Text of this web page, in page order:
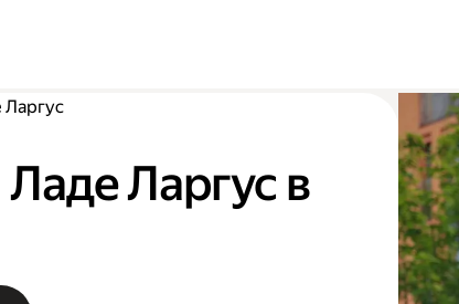
Ларгус
Ларгус в